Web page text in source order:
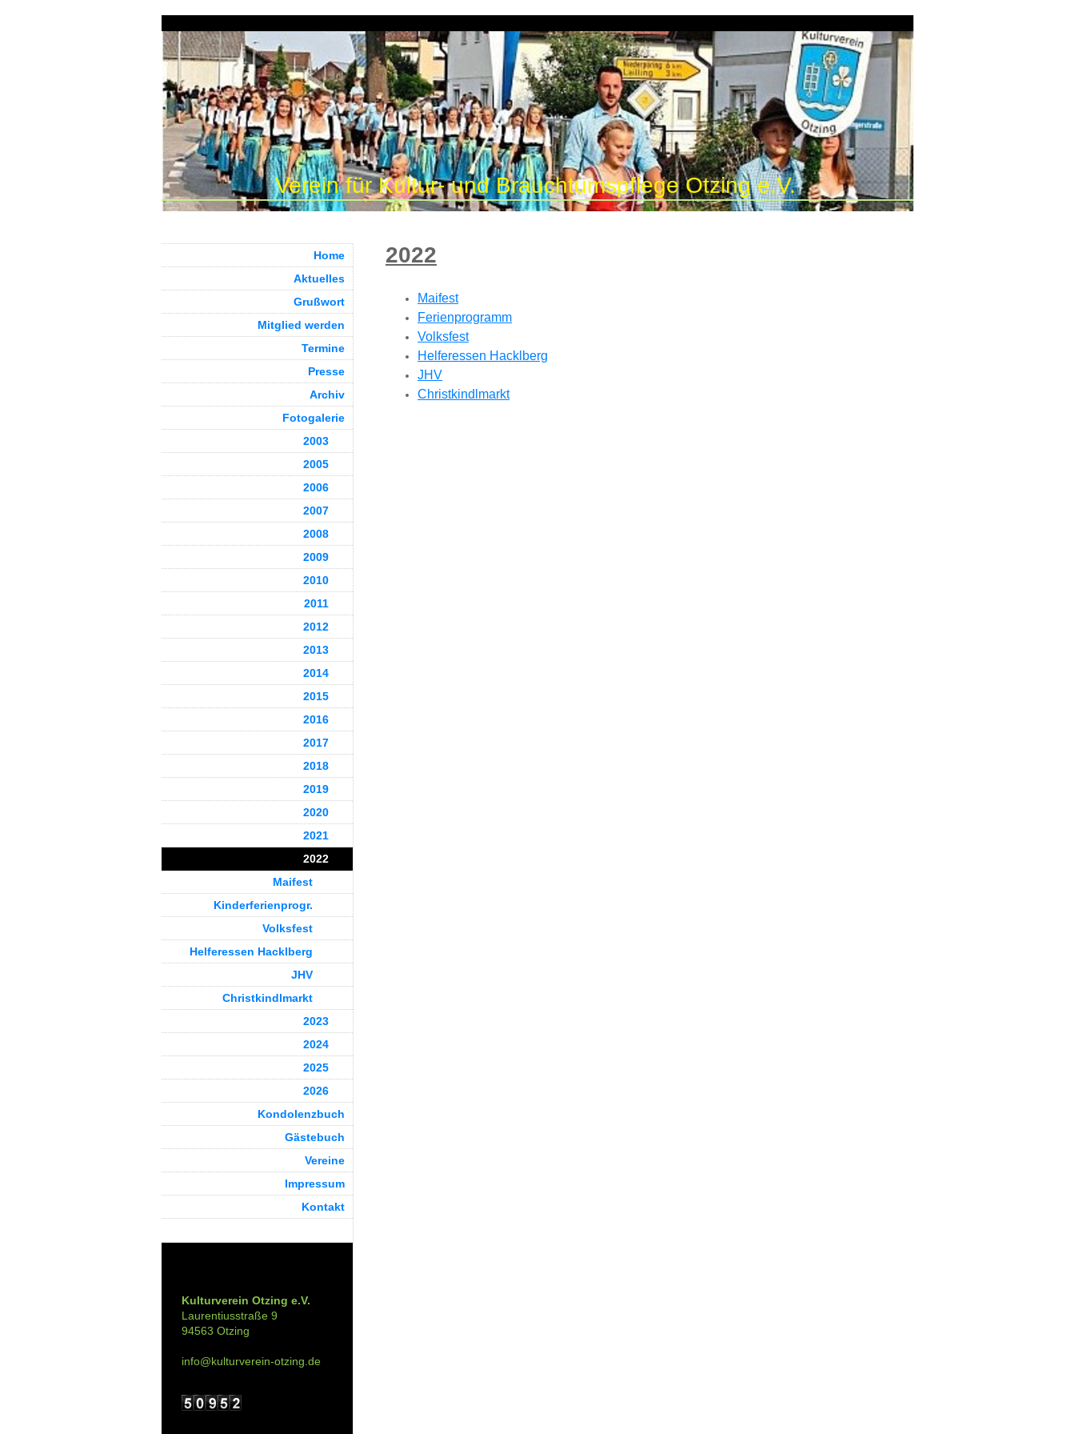
Verein für Kultur- und Brauchtumspflege Otzing e.V.
2022
Maifest
Ferienprogramm
Volksfest
Helferessen Hacklberg
JHV
Christkindlmarkt
Home
Aktuelles
Grußwort
Mitglied werden
Termine
Presse
Archiv
Fotogalerie
2003
2005
2006
2007
2008
2009
2010
2011
2012
2013
2014
2015
2016
2017
2018
2019
2020
2021
2022
Maifest
Kinderferienprogr.
Volksfest
Helferessen Hacklberg
JHV
Christkindlmarkt
2023
2024
2025
2026
Kondolenzbuch
Gästebuch
Vereine
Impressum
Kontakt
Kulturverein Otzing e.V.
Laurentiusstraße 9
94563 Otzing
info@kulturverein-otzing.de